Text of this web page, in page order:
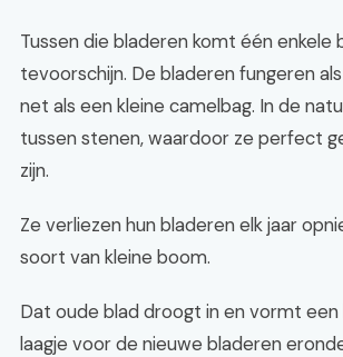
Tussen die bladeren komt één enkele
tevoorschijn. De bladeren fungeren
net als een kleine camelbag. In de
tussen stenen, waardoor ze perfect
zijn.
Ze verliezen hun bladeren elk jaar
soort van kleine boom.
Dat oude blad droogt in en vormt
laagje voor de nieuwe bladeren